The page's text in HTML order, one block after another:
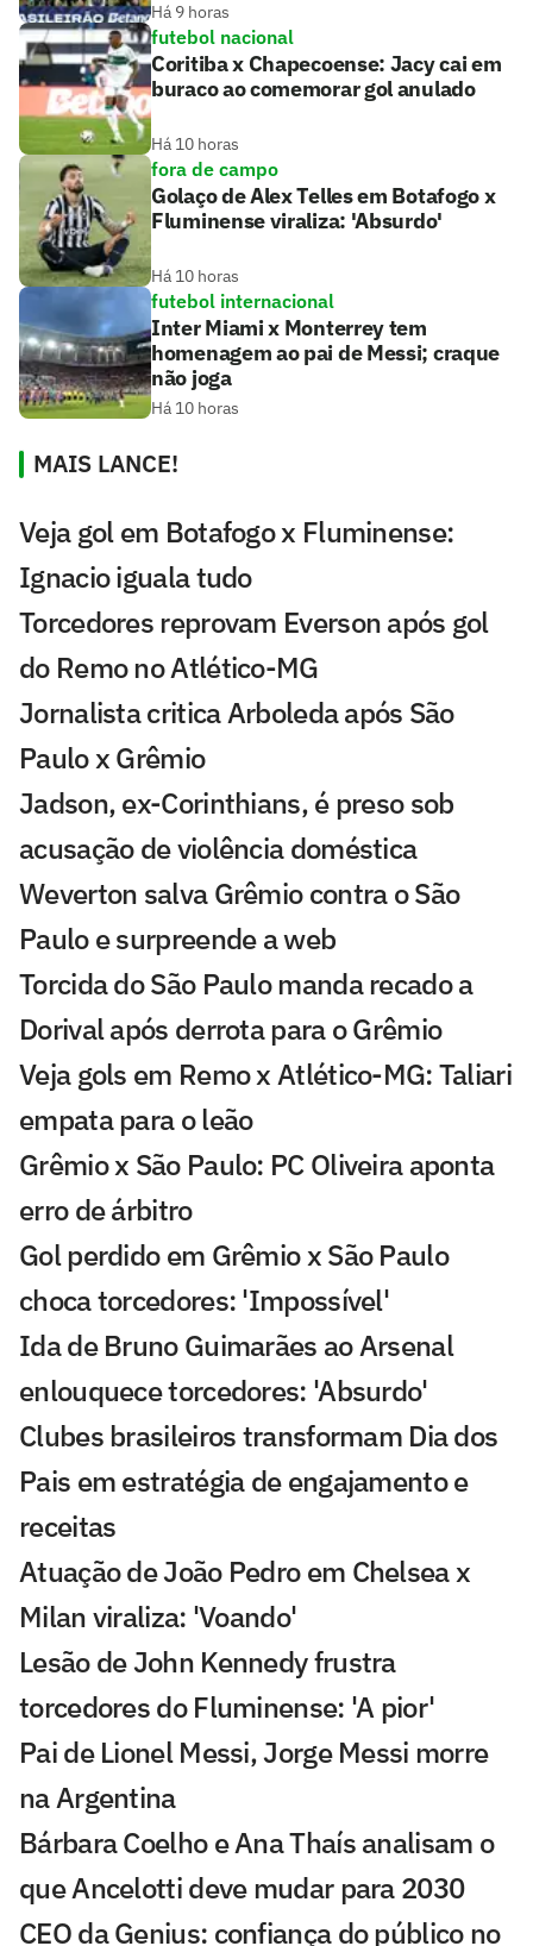
Há 9 horas
futebol nacional
Coritiba x Chapecoense: Jacy cai em
buraco ao comemorar gol anulado
Há 10 horas
fora de campo
Golaço de Alex Telles em Botafogo x
Fluminense viraliza: 'Absurdo'
Há 10 horas
futebol internacional
Inter Miami x Monterrey tem
homenagem ao pai de Messi; craque
não joga
Há 10 horas
MAIS LANCE!
Veja gol em Botafogo x Fluminense:
Ignacio iguala tudo
Torcedores reprovam Everson após gol
do Remo no Atlético-MG
Jornalista critica Arboleda após São
Paulo x Grêmio
Jadson, ex-Corinthians, é preso sob
acusação de violência doméstica
Weverton salva Grêmio contra o São
Paulo e surpreende a web
Torcida do São Paulo manda recado a
Dorival após derrota para o Grêmio
Veja gols em Remo x Atlético-MG: Taliari
empata para o leão
Grêmio x São Paulo: PC Oliveira aponta
erro de árbitro
Gol perdido em Grêmio x São Paulo
choca torcedores: 'Impossível'
Ida de Bruno Guimarães ao Arsenal
enlouquece torcedores: 'Absurdo'
Clubes brasileiros transformam Dia dos
Pais em estratégia de engajamento e
receitas
Atuação de João Pedro em Chelsea x
Milan viraliza: 'Voando'
Lesão de John Kennedy frustra
torcedores do Fluminense: 'A pior'
Pai de Lionel Messi, Jorge Messi morre
na Argentina
Bárbara Coelho e Ana Thaís analisam o
que Ancelotti deve mudar para 2030
CEO da Genius: confiança do público no